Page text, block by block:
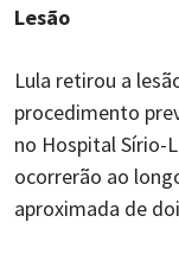
Lesão
Lula retirou a
procedimento
no Hospital Sírio-
ocorrerão ao
aproximada de